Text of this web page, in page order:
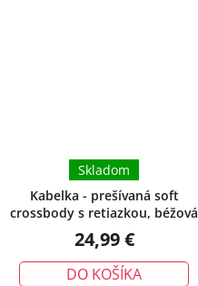
Kabelka - prešívaná soft
crossbody s retiazkou, béžová
Skladom
24,99 €
DO KOŠÍKA